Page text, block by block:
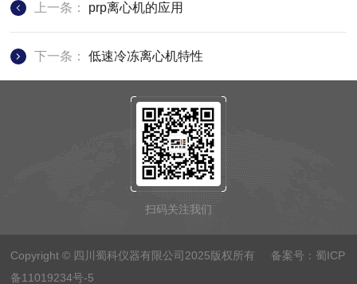
上一条： prp离心机的应用
下一条：低速冷冻离心机特性
扫码关注我们
Copyright © 四川蜀科仪器有限公司2025版权所有 备案号： 蜀ICP
备11019234号-5